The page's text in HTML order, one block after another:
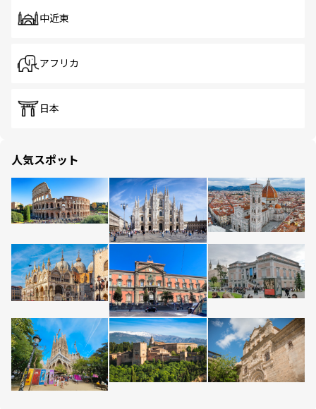
中近東
アフリカ
日本
人気スポット